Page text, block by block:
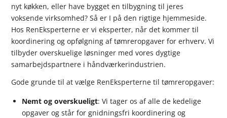
nyt køkken, eller have bygget en tilbygning til jeres
voksende virksomhed? Så er I på den rigtige hjemmeside.
Hos RenEksperterne er vi eksperter, når det kommer til
koordinering og opfølgning af tømreropgaver for erhverv. Vi
tilbyder overskuelige løsninger med vores dygtige
samarbejdspartnere i håndværkerindustrien.
Gode grunde til at vælge RenEksperterne til tømreropgaver:
Nemt og overskueligt: Vi tager os af alle de kedelige
opgaver og står for gnidningsfri koordinering og